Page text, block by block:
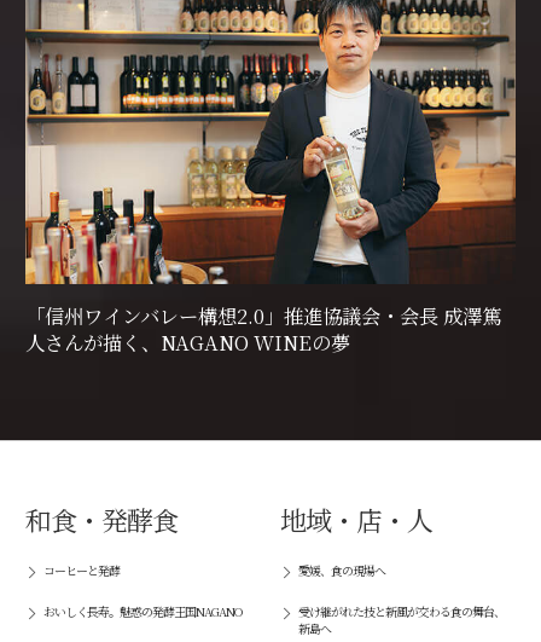
「信州ワインバレー構想2.0」推進協議会・会長 成澤篤
人さんが描く、NAGANO WINEの夢
和食・発酵食
コーヒーと発酵
おいしく長寿。魅惑の発酵王国NAGANO
地域・店・人
愛媛、食の現場へ
受け継がれた技と新風が交わる食の舞台、
新島へ